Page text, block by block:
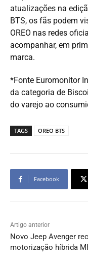
atualizações na
BTS, os fãs podem
OREO nas redes
acompanhar, em
marca.
*Fonte Euromonitor
da categoria de
do varejo ao
TAGS OREO BTS
Facebook
Artigo anterior
Novo Jeep Avenger
motorização híbrida